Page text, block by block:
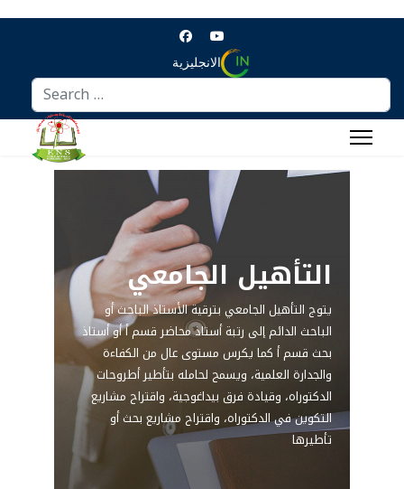
الانجليزية
Search
التأهيل الجامعي
يتوج التأهيل الجامعي بترقية الأستاذ الباحث أو
الباحث الدائم إلى رتبة أستاذ محاضر قسم أ أو أستاذ
بحث قسم أ كما يكرس مستوى عال من الكفاءة
والجدارة العلمية، ويسمح لحامله بتأطير أطروحات
الدكتوراه، وقيادة فرق بيداغوجية، واقتراح مشاريع
التكوين في الدكتوراه، واقتراح مشاريع بحث أو
تأطيرها